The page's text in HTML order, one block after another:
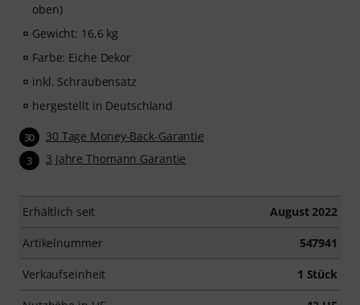
oben)
Gewicht: 16,6 kg
Farbe: Eiche Dekor
inkl. Schraubensatz
hergestellt in Deutschland
30 30 Tage Money-Back-Garantie
3 3 Jahre Thomann Garantie
Erhältlich seit August 2022
Artikelnummer 547941
Verkaufseinheit 1 Stück